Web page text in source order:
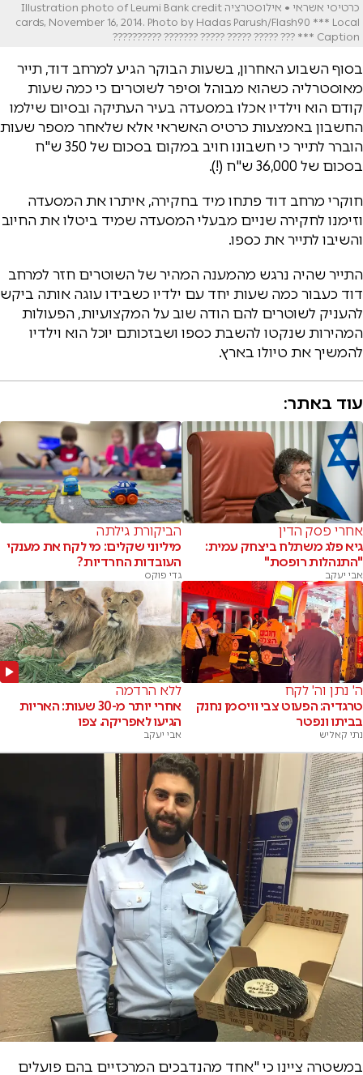
כרטיסי אשראי • אילוסטרציה Illustration photo of Leumi Bank credit
cards, November 16, 2014. Photo by Hadas Parush/Flash90 *** Local
Caption *** ??? ????? ????? ????? ??????? ??????????
בסוף השבוע האחרון, בשעות הבוקר הגיע למרחב דוד, תייר
מאוסטרליה כשהוא מבוהל וסיפר לשוטרים כי כמה שעות
קודם הוא וילדיו אכלו במסעדה בעיר העתיקה ובסיום שילמו
החשבון באמצעות כרטיס האשראי אלא שלאחר מספר שעות
הוברר לתייר כי חשבונו חויב במקום בסכום של 350 ש"ח
בסכום של 36,000 ש"ח (!).
חוקרי מרחב דוד פתחו מיד בחקירה, איתרו את המסעדה
וזימנו לחקירה שניים מבעלי המסעדה שמיד ביטלו את החיוב
והשיבו לתייר את כספו.
התייר שהיה נרגש מהמענה המהיר של השוטרים חזר למרחב
דוד כעבור כמה שעות יחד עם ילדיו כשבידו עוגה אותה ביקש
להעניק לשוטרים להם הודה שוב על המקצועיות, הפעולות
המהירות שנקטו להשבת כספו ושבזכותם יוכל הוא וילדיו
להמשיך את טיולו בארץ.
עוד באתר:
אחרי פסק הדין
גיא פלג משתלח ביצחק עמית:
"התנהלות רופסת"
אבי יעקב
הביקורת גילתה
מיליוני שקלים: מי לקח את מענקי
העובדות החרדיות?
גדי פוקס
ה' נתן וה' לקח
טרגדיה: הפעוט צבי וויסמן נחנק
בביתו ונפטר
נתי קאליש
ללא הרדמה
אחרי יותר מ-30 שעות: האריות
הגיעו לאפריקה. צפו
אבי יעקב
במשטרה ציינו כי "אחד מהנדבכים המרכזיים בהם פועלים